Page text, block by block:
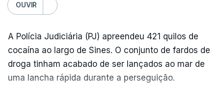
OUVIR
A Polícia Judiciária (PJ) apreendeu 421 quilos de
cocaína ao largo de Sines. O conjunto de fardos de
droga tinham acabado de ser lançados ao mar de
uma lancha rápida durante a perseguição.